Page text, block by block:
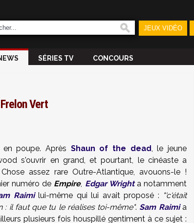
JEUX VIDÉO
SÉRIES TV CONCOURS
Vert
poupe. Après Shaun of the dead, le jeune
s'ouvrir en grand, et pourtant, le cinéaste a
assez rare Outre-Atlantique, avouons-le !
numéro de Empire, Edgar Wrighta notamment
Raimilui-même qui lui avait proposé : "'c'était
: il faut que tu le réalises toi-même".Sam Raimia
plusieurs fois houspillé gentiment à ce sujet :